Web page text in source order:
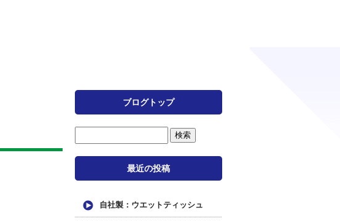
ブログトップ
最近の投稿
自社製：ウエットティッシュ